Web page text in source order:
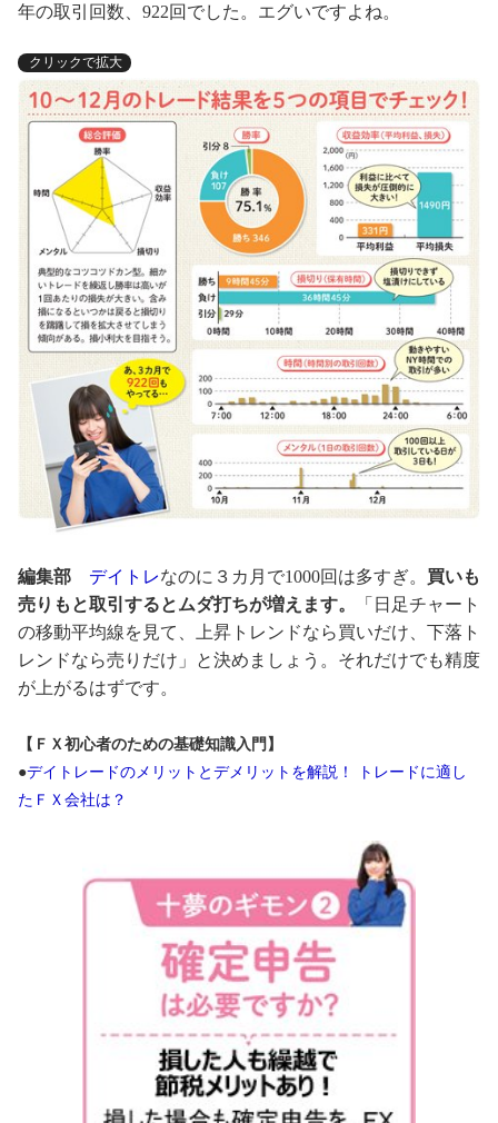
年の取引回数、922回でした。エグいですよね。
クリックで拡大
編集部 デイトレなのに３カ月で1000回は多すぎ。 買いも
売りもと取引するとムダ打ちが増えます。
「日足チャート
の移動平均線を見て、上昇トレンドなら買いだけ、下落ト
レンドなら売りだけ」と決めましょう。それだけでも精度
が上がるはずです。
【ＦＸ初心者のための基礎知識入門】
●デイトレードのメリットとデメリットを解説！ トレードに適し
たＦＸ会社は？